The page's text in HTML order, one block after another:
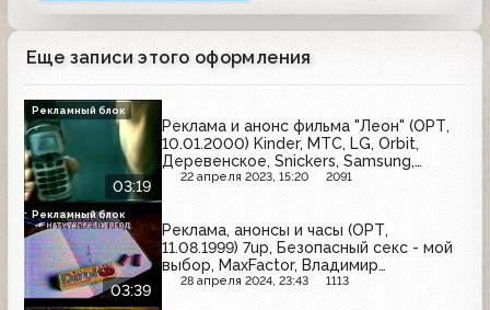
Еще записи этого оформления
03:19
Реклама и анонс фильма "Леон" (ОРТ,
10.01.2000) Kinder, МТС, LG, Orbit,
Деревенское, Snickers, Samsung,
Внешэкономбанк
22 апреля 2023, 15:20 2091
Рекламный блок
03:39
Реклама, анонсы и часы (ОРТ,
11.08.1999) 7up, Безопасный секс - мой
выбор, MaxFactor, Владимир
Жириновский, Dirol
28 апреля 2024, 23:43 1113
Рекламный блок